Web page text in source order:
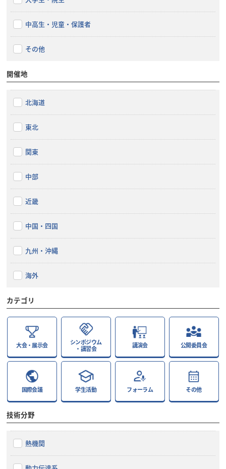
中高生・児童・保護者
その他
開催地
北海道
東北
関東
中部
近畿
中国・四国
九州・沖縄
海外
カテゴリ
大会・展示会
シンポジウム
・講習会
講演会 公開委員会
国際会議 学生活動 フォーラム その他
技術分野
熱機関